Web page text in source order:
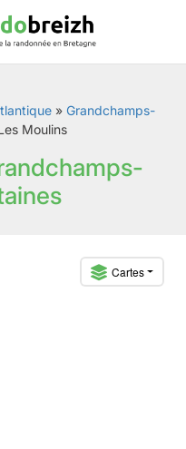
» Grandchamps-
Moulins
Cartes